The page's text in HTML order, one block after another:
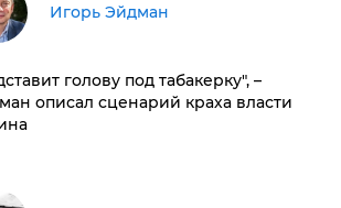
Игорь Эйдман
голову под табакерку", –
описал сценарий краха власти